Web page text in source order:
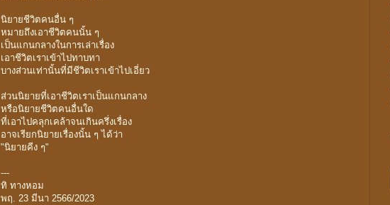
นิยายชีวิตคนอื่น ๆ
หมายถึงเอาชีวิตคนนั้น ๆ
เป็นแกนกลางในการเล่าเรื่อง
เอาชีวิตเราเข้าไปทาบทา
บางส่วนเท่านั้นที่มีชีวิตเราเข้าไปเอี่ยว
ส่วนนิยายที่เอาชีวิตเราเป็นแกนกลาง
หรือนิยายชีวิตคนอื่นใด
ที่เอาไปคลุกเคล้าจนเกินครึ่งเรื่อง
อาจเรียกนิยายเรื่องนั้น ๆ ได้ว่า
"นิยายคีง ๆ"
---
ทิ ทางหอม
พฤ. 23 มีนา 2566/2023